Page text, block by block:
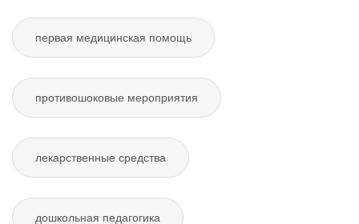
первая медицинская помощь
противошоковые мероприятия
лекарственные средства
дошкольная педагогика